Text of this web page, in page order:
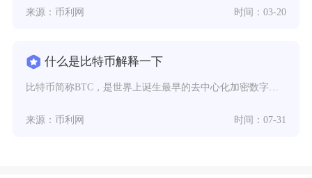
来源：币利网 时间：03-20
什么是比特币解释一下
来源：币利网 时间：07-31